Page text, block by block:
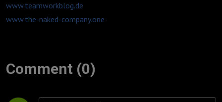
www.teamworkblog.de
www.the-naked-company.one
Comment (0)